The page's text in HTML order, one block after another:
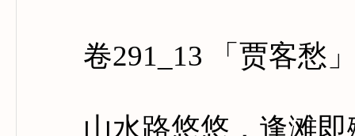
卷291_13 「贾客愁
山水路悠悠，逢滩即